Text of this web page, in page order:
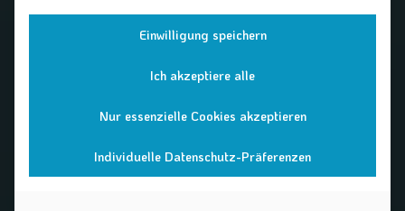
Einwilligung speichern
Ich akzeptiere alle
Nur essenzielle Cookies akzeptieren
Individuelle Datenschutz-Präferenzen